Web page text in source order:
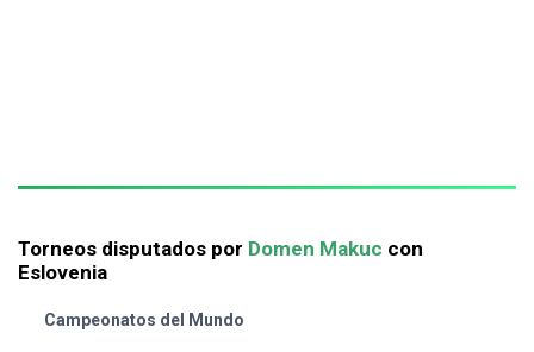
Torneos disputados por Domen Makuc con
Eslovenia
Campeonatos del Mundo